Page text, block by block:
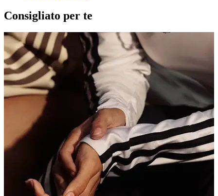
Consigliato per te